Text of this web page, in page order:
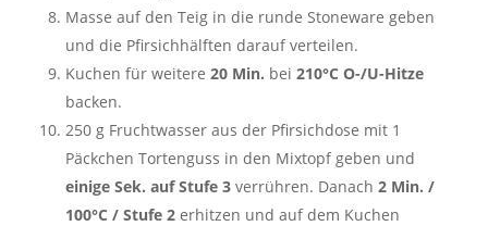
Masse auf den Teig in die runde Stoneware geben
und die Pfirsichhälften darauf verteilen.
Kuchen für weitere20 Min. bei210°C O-/U-Hitze
backen.
250 g Fruchtwasser aus der Pfirsichdose mit 1
Päckchen Tortenguss in den Mixtopf geben und
einige Sek. auf Stufe 3 verrühren. Danach2 Min. /
100°C / Stufe 2 erhitzen und auf dem Kuchen